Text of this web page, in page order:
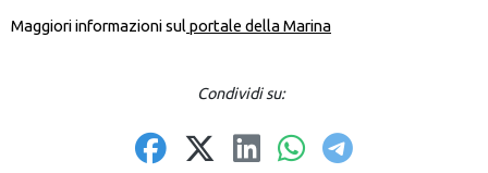
Maggiori informazioni sul portale della Marina
Condividi su: